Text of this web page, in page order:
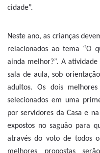
cidade”.
Neste ano, as crianças
relacionados ao tema “O
ainda melhor?”. A
sala de aula, sob
adultos. Os dois
selecionados em uma
por servidores da Casa e
expostos no saguão para
através do voto de todos